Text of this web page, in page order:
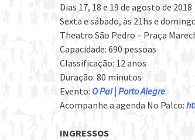
Dias 17, 18 e 19 de agosto de 2018
Sexta e sábado, às 21hs e
Theatro São Pedro – Praça
Capacidade: 690 pessoas
Classificação: 12 anos
Duração: 80 minutos
Evento: O Pai | Porto Alegre
Acompanhe a agenda No Palco:
INGRESSOS